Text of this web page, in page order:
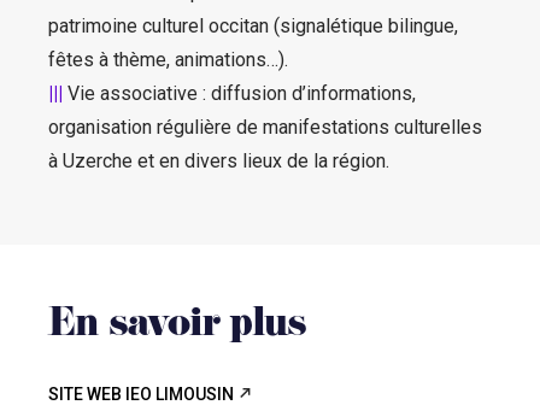
patrimoine culturel occitan (signalétique bilingue,
fêtes à thème, animations…).
||| Vie associative : diffusion d’informations,
organisation régulière de manifestations culturelles
à Uzerche et en divers lieux de la région.
En savoir plus
SITE WEB IEO LIMOUSIN